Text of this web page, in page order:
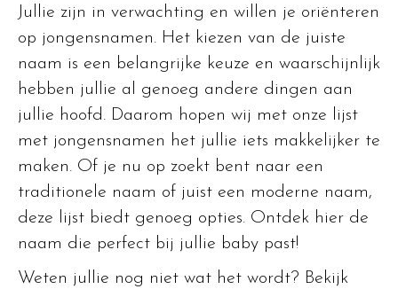
Jullie zijn in verwachting en willen je oriënteren
op jongensnamen. Het kiezen van de juiste
naam is een belangrijke keuze en waarschijnlijk
hebben jullie al genoeg andere dingen aan
jullie hoofd. Daarom hopen wij met onze lijst
met jongensnamen het jullie iets makkelijker te
maken. Of je nu op zoekt bent naar een
traditionele naam of juist een moderne naam,
deze lijst biedt genoeg opties. Ontdek hier de
naam die perfect bij jullie baby past!
Weten jullie nog niet wat het wordt? Bekijk